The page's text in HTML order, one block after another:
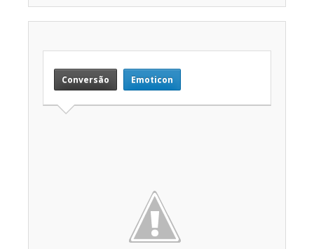
Conversão Emoticon